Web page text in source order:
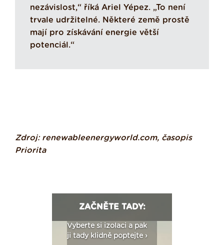
nezávislost,“ říká Ariel Yépez. „To není
trvale udržitelné. Některé země prostě
mají pro získávání energie větší
potenciál.“
Zdroj: renewableenergyworld.com, časopis
Priorita
ZAČNĚTE TADY:
Vyberte si izolaci a pak
ji tady klidně poptejte ›